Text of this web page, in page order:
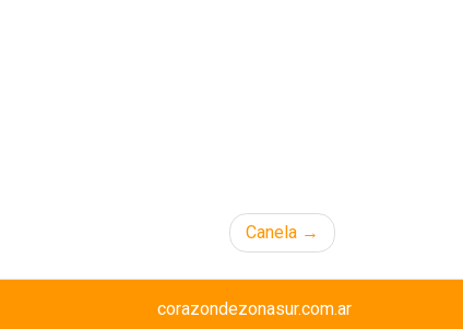
Canela
corazondezonasur.com.ar